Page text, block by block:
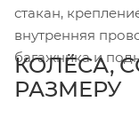
стакан,
внутренняя
багажника и
КОЛЁСА,
РАЗМЕРУ